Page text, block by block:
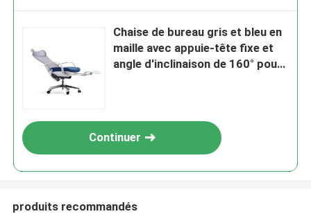
Chaise de bureau gris et bleu en
maille avec appuie-tête fixe et
angle d'inclinaison de 160° pour
Continuer
produits recommandés